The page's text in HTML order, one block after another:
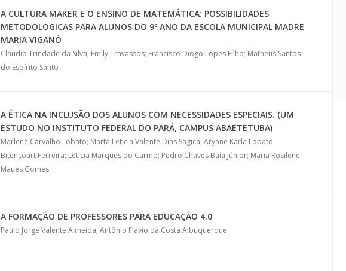
A CULTURA MAKER E O ENSINO DE MATEMÁTICA: POSSIBILIDADES
METODOLOGICAS PARA ALUNOS DO 9º ANO DA ESCOLA MUNICIPAL MADRE
MARIA VIGANÓ
Cláudio Trindade da Silva; Emily Travassos; Francisco Diogo Lopes Filho; Matheus Santos
do Espírito Santo
A ÉTICA NA INCLUSÃO DOS ALUNOS COM NECESSIDADES ESPECIAIS. (UM
ESTUDO NO INSTITUTO FEDERAL DO PARÁ, CAMPUS ABAETETUBA)
Marlene Carvalho Lobato; Marta Leticia Valente Dias Sagica; Aryane Karla Lobato
Bitencourt Ferreira; Leticia Marques do Carmo; Pedro Chaves Baía Júnior; Maria Rosilene
Maués Gomes
A FORMAÇÃO DE PROFESSORES PARA EDUCAÇÃO 4.0
Paulo Jorge Valente Almeida; Antônio Flávio da Costa Albuquerque